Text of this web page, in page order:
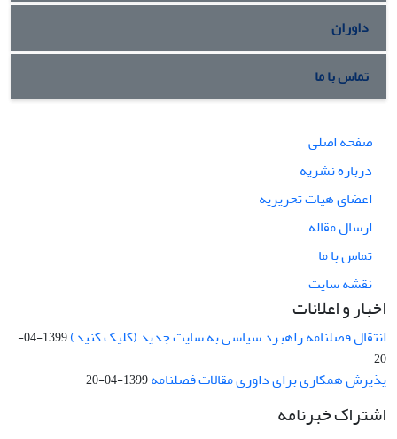
داوران
تماس با ما
صفحه اصلی
درباره نشریه
اعضای هیات تحریریه
ارسال مقاله
تماس با ما
نقشه سایت
اخبار و اعلانات
انتقال فصلنامه راهبرد سیاسی به سایت جدید (کلیک کنید)
1399-04-
20
پذیرش همکاری برای داوری مقالات فصلنامه1399-04-20
اشتراک خبرنامه